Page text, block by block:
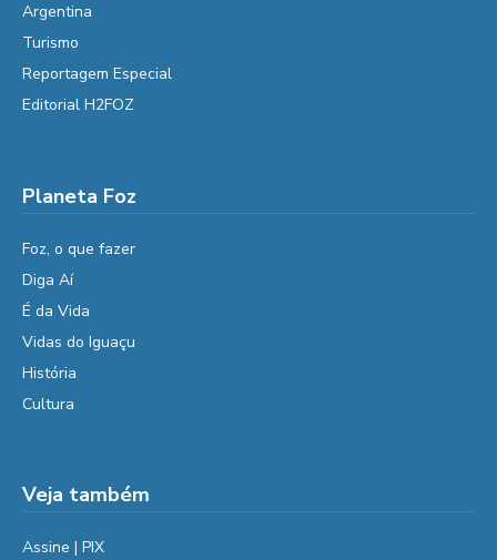
Argentina
Turismo
Reportagem Especial
Editorial H2FOZ
Planeta Foz
Foz, o que fazer
Diga Aí
É da Vida
Vidas do Iguaçu
História
Cultura
Veja também
Assine | PIX